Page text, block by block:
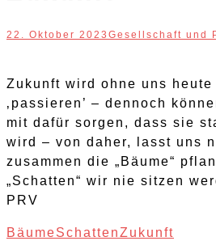
22. Oktober 2023 Gesellschaft und
Zukunft wird ohne uns heute
‚passieren’ – dennoch
mit dafür sorgen, dass sie
wird – von daher, lasst uns
zusammen die „Bäume“
„Schatten“ wir nie sitzen
PRV
BäumeSchattenZukunft